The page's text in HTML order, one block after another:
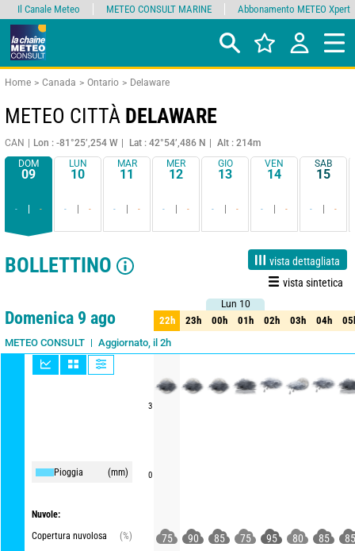
Home Canada Ontario Delaware
METEO CITTÀ DELAWARE
CAN Lon : -81°25’,254 W Lat : 42°54’,486 N
Alt : 214m
DOM
09
- -
LUN
10
- -
MAR
11
- -
MER
12
- -
GIO
13
- -
VEN
14
- -
SAB
15
- -
BOLLETTINO
vista dettagliata
vista sintetica
1 giorno 3 giorni 15 giorni Affidabilità 85%
Domenica 9 ago
METEO CONSULT Aggiornato, il 2h
Pioggia (mm)
Nuvole:
Copertura nuvolosa
(%)
3
0
Lun 10
22h 23h 00h 01h 02h 03h 04h
Lun 10
22h 23h 00h 01h 02h 03h 04h
75 90 85 75 95 80 85 85
Il Canale Meteo METEO CONSULT MARINE Abbonamento METEO Xpert